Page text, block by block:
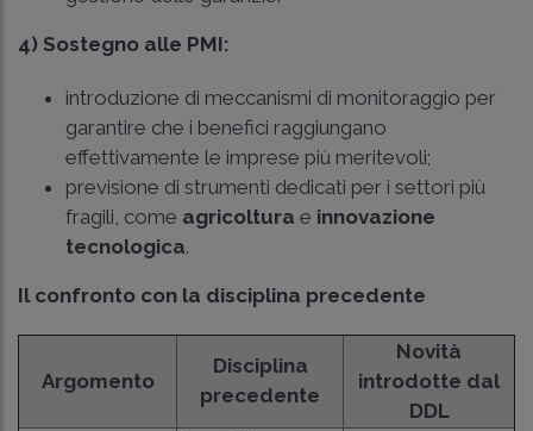
4) Sostegno alle PMI:
introduzione di meccanismi di monitoraggio per
garantire che i benefici raggiungano
effettivamente le imprese più meritevoli;
previsione di strumenti dedicati per i settori più
fragili, come agricoltura e innovazione
tecnologica.
Il confronto con la disciplina precedente
Argomento
Disciplina
precedente
Novità
introdotte dal
DDL